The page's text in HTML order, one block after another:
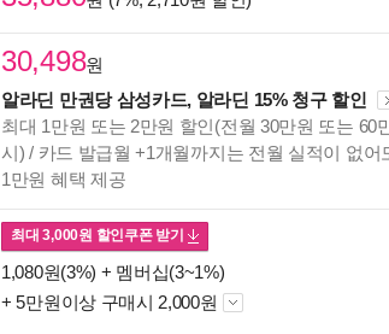
30,498원
알라딘 만권당 삼성카드, 알라딘 15% 청구 할인
최대 1만원 또는 2만원 할인(전월 30만원 또는 60
시) / 카드 발급월 +1개월까지는 전월 실적이 없어
1만원 혜택 제공
최대3,000원 할인쿠폰 받기
1,080원(3%) + 멤버십(3~1%)
+ 5만원이상 구매시 2,000원